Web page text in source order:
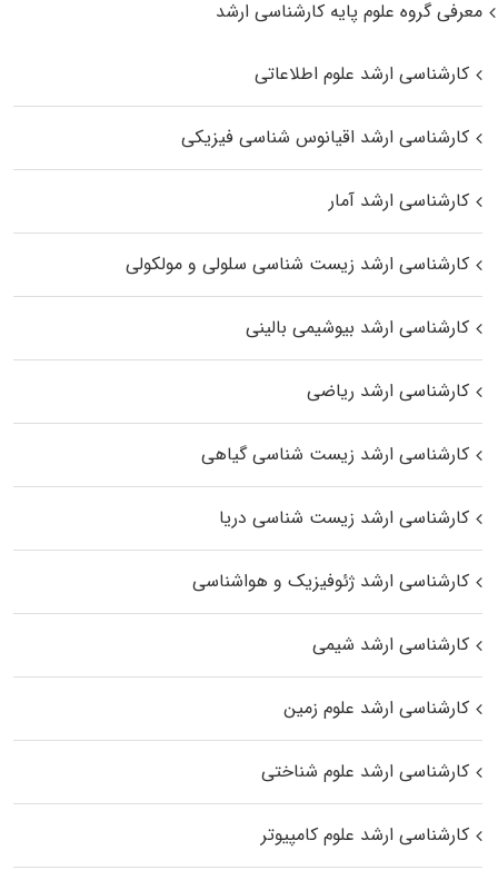
معرفی گروه علوم پایه کارشناسی ارشد
کارشناسی ارشد علوم اطلاعاتی
کارشناسی ارشد اقیانوس‌ شناسی فیزیکی
کارشناسی ارشد آمار
کارشناسی ارشد زیست شناسی سلولی و مولکولی
کارشناسی ارشد بیوشیمی بالینی
کارشناسی ارشد ریاضی
کارشناسی ارشد زیست‌ شناسی گیاهی
کارشناسی ارشد زیست‌ شناسی دریا
کارشناسی ارشد ژئوفیزیک و هواشناسی
کارشناسی ارشد شیمی
کارشناسی ارشد علوم زمین
کارشناسی ارشد علوم شناختی
کارشناسی ارشد علوم کامپیوتر